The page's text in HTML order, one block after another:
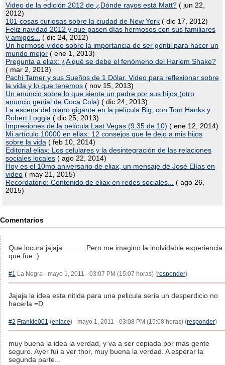
Video de la edición 2012 de ¿Dónde rayos está Matt? ( jun 22,
2012)
101 cosas curiosas sobre la ciudad de New York ( dic 17, 2012)
Feliz navidad 2012 y que pasen días hermosos con sus familiares
y amigos...
( dic 24, 2012)
Un hermoso video sobre la importancia de ser gentil para hacer un
mundo mejor ( ene 1, 2013)
Pregunta a eliax: ¿A qué se debe el fenómeno del Harlem Shake?
( mar 2, 2013)
Pachi Tamer y sus Sueños de 1 Dólar. Video para reflexionar sobre
la vida y lo que tenemos ( nov 15, 2013)
Un anuncio sobre lo que siente un padre por sus hijos (otro
anuncio genial de Coca Cola) ( dic 24, 2013)
La escena del piano gigante en la película Big, con Tom Hanks y
Robert Loggia ( dic 25, 2013)
Impresiones de la película Last Vegas (9.35 de 10) ( ene 12, 2014)
Mi artículo 10000 en eliax: 12 consejos que le dejo a mis hijos
sobre la vida ( feb 10, 2014)
Editorial eliax: Los celulares y la desintegración de las relaciones
sociales locales ( ago 22, 2014)
Hoy es el 10mo aniversario de eliax, un mensaje de José Elías en
video ( may 21, 2015)
Recordatorio: Contenido de eliax en redes sociales...
( ago 26,
2015)
Comentarios
Que locura jajaja........... Pero me imagino la inolvidable experiencia
que fue :)
#1 La Negra - mayo 1, 2011 - 03:07 PM (15:07 horas) (responder)
Jajaja la idea esta nitida para una pelicula seria un desperdicio no
hacerla =D
#2 Frankie001 (enlace) - mayo 1, 2011 - 03:08 PM (15:08 horas) (responder)
muy buena la idea la verdad, y va a ser copiada por mas gente
seguro. Ayer fui a ver thor, muy buena la verdad. A esperar la
segunda parte...